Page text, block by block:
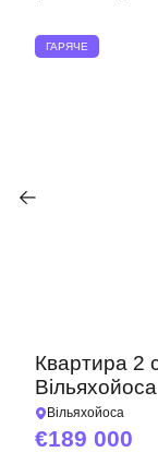
ГАРЯЧЕ
Квартира 2
Вільяхойоса
Вільяхойоса
189 000